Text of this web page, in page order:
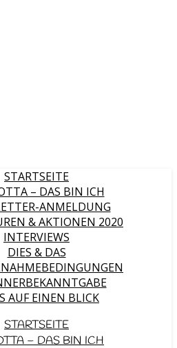
STARTSEITE
– DAS BIN ICH
ANMELDUNG
& AKTIONEN 2020
INTERVIEWS
DIES & DAS
AUF EINEN BLICK
STARTSEITE
– DAS BIN ICH